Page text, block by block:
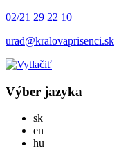
02/21 29 22 10
urad@kralovaprisenci.sk
Výber jazyka
skSlovensky
en
hu